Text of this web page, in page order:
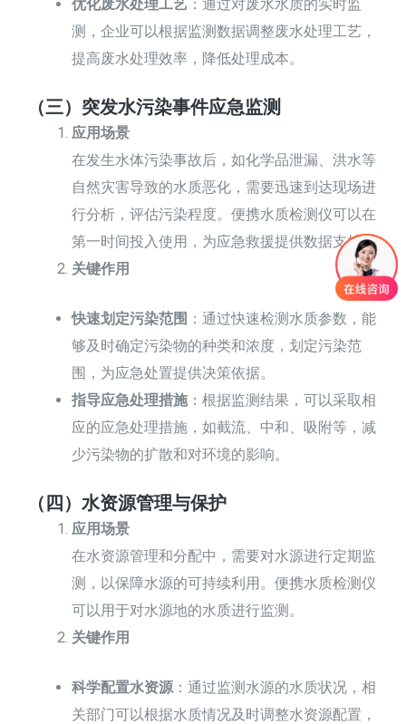
优化废水处理工艺 ：通过对废水水质的实时监
测，企业可以根据监测数据调整废水处理工艺，
提高废水处理效率，降低处理成本。
（三）突发水污染事件应急监测
应用场景
在发生水体污染事故后，如化学品泄漏、洪水等
自然灾害导致的水质恶化，需要迅速到达现场进
行分析，评估污染程度。便携水质检测仪可以在
第一时间投入使用，为应急救援提供数据支持。
关键作用
快速划定污染范围 ：通过快速检测水质参数，能
够及时确定污染物的种类和浓度，划定污染范
围，为应急处置提供决策依据。
指导应急处理措施：根据监测结果，可以采取相
应的应急处理措施，如截流、中和、吸附等，减
少污染物的扩散和对环境的影响。
（四）水资源管理与保护
应用场景
在水资源管理和分配中，需要对水源进行定期监
测，以保障水源的可持续利用。便携水质检测仪
可以用于对水源地的水质进行监测。
关键作用
科学配置水资源：通过监测水源的水质状况，相
关部门可以根据水质情况及时调整水资源配置，